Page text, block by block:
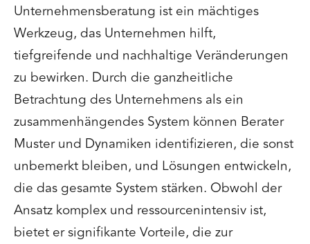
Unternehmensberatung ist ein mächtiges
Werkzeug, das Unternehmen hilft,
tiefgreifende und nachhaltige Veränderungen
zu bewirken. Durch die ganzheitliche
Betrachtung des Unternehmens als ein
zusammenhängendes System können Berater
Muster und Dynamiken identifizieren, die sonst
unbemerkt bleiben, und Lösungen entwickeln,
die das gesamte System stärken. Obwohl der
Ansatz komplex und ressourcenintensiv ist,
bietet er signifikante Vorteile, die zur